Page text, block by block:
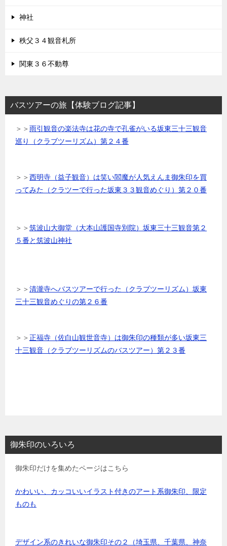
神社
秩父３４観音札所
関東３６不動尊
バスツアーの旅【体験ブログ記事】
＞＞雨引観音の楽法寺は花の寺で孔雀がいる坂東三十三観音
巡り（クラブツーリズム）第２４番
＞＞西明寺（益子観音）は笑い閻魔が人気えんま御朱印を買
ってみた（クラツーで行った坂東３３観音めぐり）第２０番
＞＞筑波山大御堂（大本山護国寺別院）坂東三十三観音第２
５番と筑波山神社
＞＞清瀧寺へバスツアーで行った（クラブツーリズム）坂東
三十三観音めぐりの第２６番
＞＞正福寺（佐白山観世音寺）は御朱印の種類が多い坂東三
十三観音（クラブツーリズムのバスツアー）第２３番
御朱印のいろいろ
御朱印だけを集めたページはこちら
かわいい、カッコいいイラスト付きのアート系御朱印、限定
ものも
デザイン系のきれいな御朱印その２（埼玉県、千葉県、神奈